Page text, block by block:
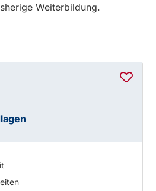
Weiterbildung.